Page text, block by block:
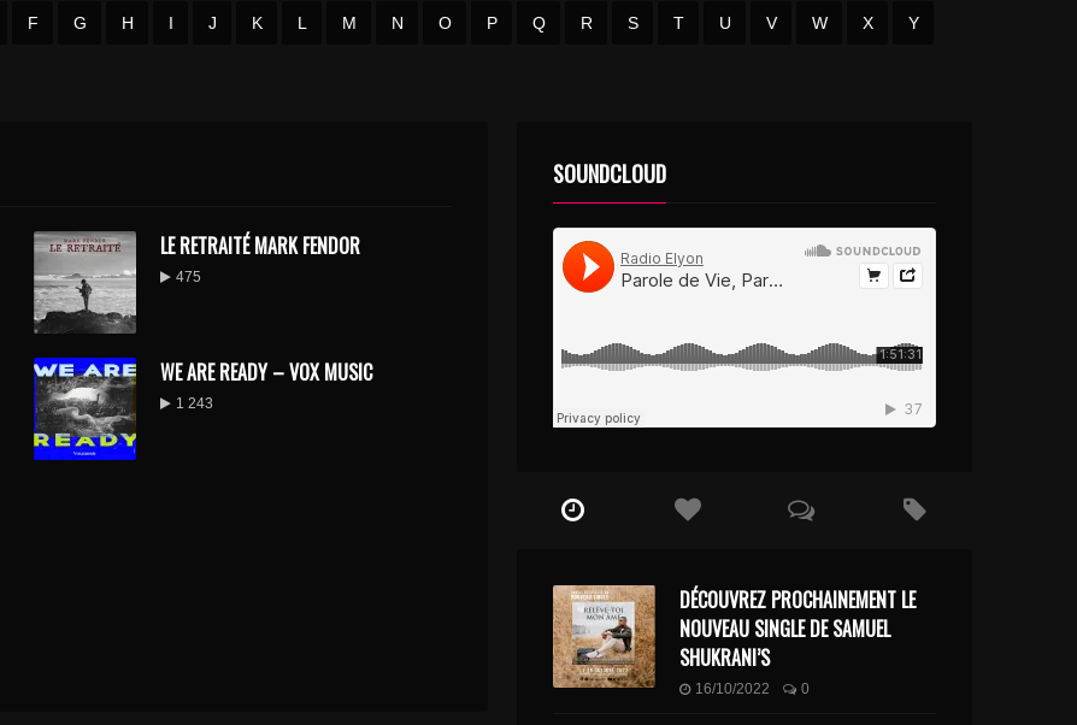
F G H I J K L M N O P Q R S T U V W X Y
LE RETRAITÉ MARK FENDOR
475
WE ARE READY – VOX MUSIC
1 243
SOUNDCLOUD
DÉCOUVREZ PROCHAINEMENT LE
NOUVEAU SINGLE DE SAMUEL
SHUKRANI’S
16/10/2022 0